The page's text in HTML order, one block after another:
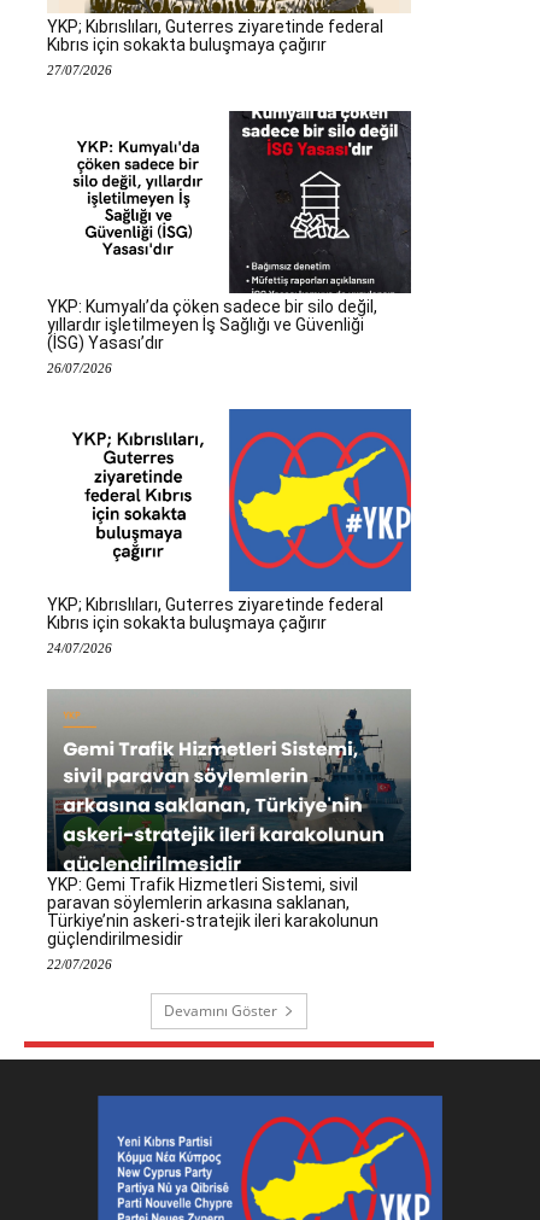
YKP; Kıbrıslıları, Guterres ziyaretinde federal
Kıbrıs için sokakta buluşmaya çağırır
27/07/2026
YKP: Kumyalı’da çöken sadece bir silo değil,
yıllardır işletilmeyen İş Sağlığı ve Güvenliği
(İSG) Yasası’dır
26/07/2026
YKP; Kıbrıslıları, Guterres ziyaretinde federal
Kıbrıs için sokakta buluşmaya çağırır
24/07/2026
YKP: Gemi Trafik Hizmetleri Sistemi, sivil
paravan söylemlerin arkasına saklanan,
Türkiye’nin askeri-stratejik ileri karakolunun
güçlendirilmesidir
22/07/2026
Devamını Göster